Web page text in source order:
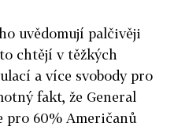
uvědomují palčivěji
chtějí v těžkých
a více svobody pro
fakt, že General
pro 60% Američanů